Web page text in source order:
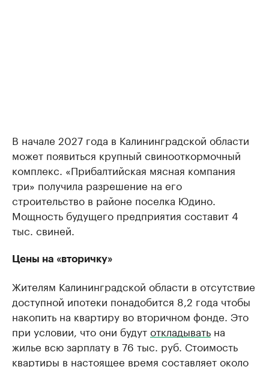
В начале 2027 года в Калининградской области
может появиться крупный свинооткормочный
комплекс. «Прибалтийская мясная компания
три» получила разрешение на его
строительство в районе поселка Юдино.
Мощность будущего предприятия составит 4
тыс. свиней.
Цены на «вторичку»
Жителям Калининградской области в отсутствие
доступной ипотеки понадобится 8,2 года чтобы
накопить на квартиру во вторичном фонде. Это
при условии, что они будутоткладывать на
жилье всю зарплату в 76 тыс. руб. Стоимость
квартиры в настоящее время составляет около